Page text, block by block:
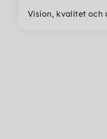
Vision, kvalitet och